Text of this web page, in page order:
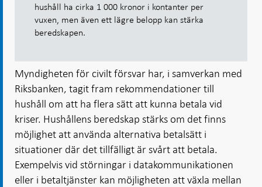
hushåll ha cirka 1 000 kronor i kontanter per
vuxen, men även ett lägre belopp kan stärka
beredskapen.
Myndigheten för civilt försvar har, i samverkan med
Riksbanken, tagit fram rekommendationer till
hushåll om att ha flera sätt att kunna betala vid
kriser. Hushållens beredskap stärks om det finns
möjlighet att använda alternativa betalsätt i
situationer där det tillfälligt är svårt att betala.
Exempelvis vid störningar i datakommunikationen
eller i betaltjänster kan möjligheten att växla mellan